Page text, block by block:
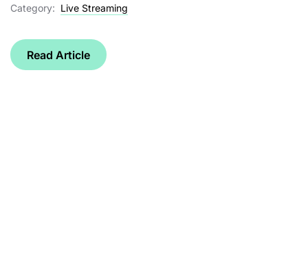
Category: Live Streaming
Read Article